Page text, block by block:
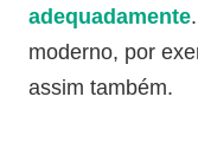
adequadamente
moderno, por
assim também.